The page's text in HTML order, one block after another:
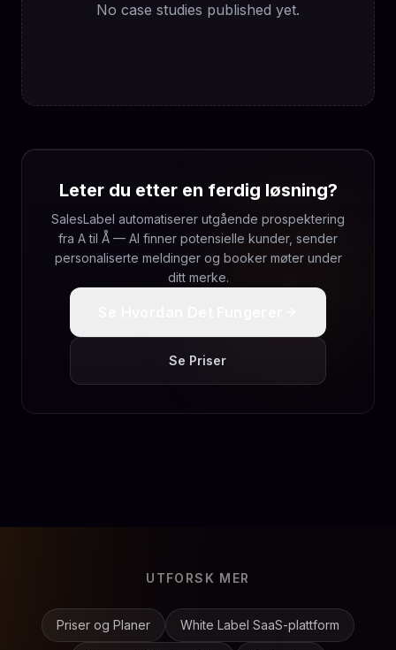
No case studies published yet.
Leter du etter en ferdig løsning?
SalesLabel automatiserer utgående prospektering
fra A til Å — AI finner potensielle kunder, sender
personaliserte meldinger og booker møter under
ditt merke.
Se Priser
UTFORSK MER
Priser og Planer White Label SaaS-plattform